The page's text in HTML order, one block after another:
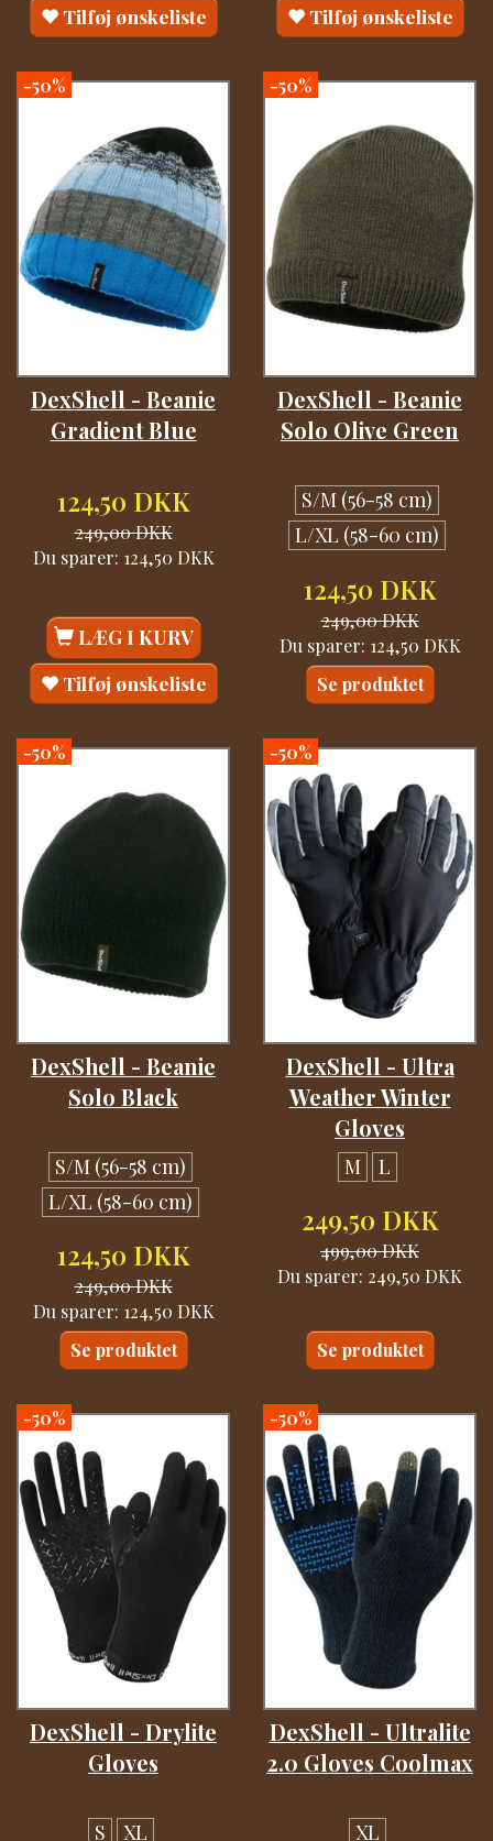
Tilføj ønskeliste Tilføj ønskeliste
-50%
DexShell - Beanie
Gradient Blue
124,50 DKK
249,00 DKK
Du sparer: 124,50 DKK
LÆG I KURV
Tilføj ønskeliste
-50%
DexShell - Beanie
Solo Olive Green
S/M (56-58 cm)
L/XL (58-60 cm)
124,50 DKK
249,00 DKK
Du sparer: 124,50 DKK
Se produktet
-50%
DexShell - Beanie
Solo Black
S/M (56-58 cm)
L/XL (58-60 cm)
124,50 DKK
249,00 DKK
Du sparer: 124,50 DKK
Se produktet
-50%
DexShell - Ultra
Weather Winter
Gloves
M L
249,50 DKK
499,00 DKK
Du sparer: 249,50 DKK
Se produktet
-50%
DexShell - Drylite
Gloves
S XL
-50%
DexShell - Ultralite
2.0 Gloves Coolmax
XL